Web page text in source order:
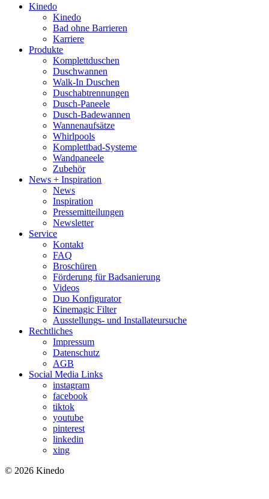
Kinedo
Kinedo
Bad ohne Barrieren
Karriere
Produkte
Komplettduschen
Duschwannen
Walk-In Duschen
Duschabtrennungen
Dusch-Paneele
Dusch-Badewannen
Wannenaufsätze
Whirlpools
Komplettbad-Systeme
Wandpaneele
Zubehör
News + Inspiration
News
Inspiration
Pressemitteilungen
Newsletter
Service
Kontakt
FAQ
Broschüren
Förderung für Badsanierung
Videos
Duo Konfigurator
Kinemagic Filter
Ausstellungs- und Installateursuche
Rechtliches
Impressum
Datenschutz
AGB
Social Media Links
instagram
facebook
tiktok
youtube
pinterest
linkedin
xing
© 2026 Kinedo